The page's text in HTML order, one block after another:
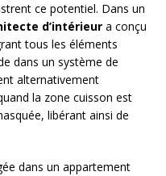
ce potentiel. Dans un
d’intérieur a conçu
tous les éléments
dans un système de
alternativement
la zone cuisson est
libérant ainsi de
dans un appartement